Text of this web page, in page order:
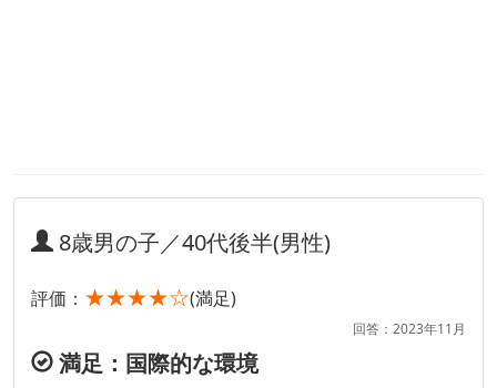
8歳男の子／40代後半(男性)
評価： ★★★★☆(満足)
回答：2023年11月
満足：国際的な環境